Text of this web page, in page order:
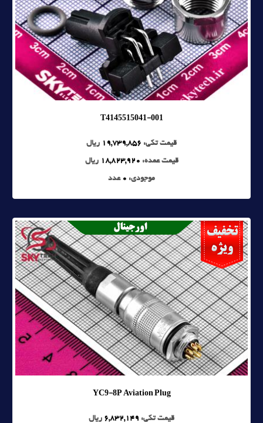
T4145515041-001
قیمت تکی: 19,739,856 ریال
قیمت عمده: 18,823,920 ریال
موجودی: 0 عدد
YC9-8P Aviation Plug
قیمت تکی: 6,832,149 ریال